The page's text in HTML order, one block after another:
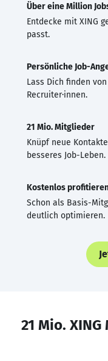
Über eine Million
Entdecke mit XING
passt.
Persönliche Job-
Lass Dich finden
Recruiter·innen.
21 Mio. Mitglieder
Knüpf neue
besseres Job-Leben.
Kostenlos
Schon als Basis-
deutlich optimieren.
21 Mio.